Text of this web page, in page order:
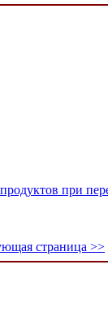
при
страница >>